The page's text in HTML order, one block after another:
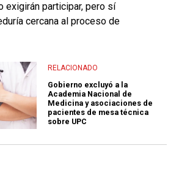
exigirán participar, pero sí
cercana al proceso de
RELACIONADO
Gobierno excluyó a la
Academia Nacional de
Medicina y asociaciones de
pacientes de mesa técnica
sobre UPC